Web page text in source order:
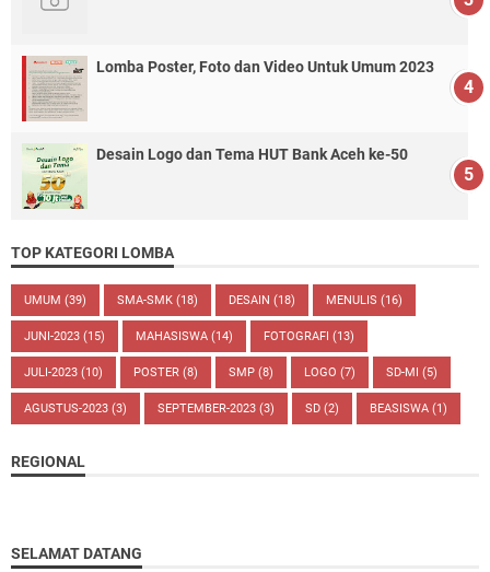
Lomba Poster, Foto dan Video Untuk Umum 2023
Desain Logo dan Tema HUT Bank Aceh ke-50
TOP KATEGORI LOMBA
UMUM (39) SMA-SMK (18) DESAIN (18) MENULIS (16)
JUNI-2023 (15) MAHASISWA (14) FOTOGRAFI (13)
JULI-2023 (10) POSTER (8) SMP (8) LOGO (7) SD-MI (5)
AGUSTUS-2023 (3) SEPTEMBER-2023 (3) SD (2) BEASISWA (1)
REGIONAL
SELAMAT DATANG